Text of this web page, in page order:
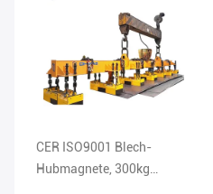
CER ISO9001 Blech-
Hubmagnete, 300kg